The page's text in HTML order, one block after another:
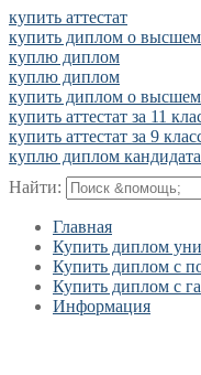
купить аттестат
купить диплом о высшем
куплю диплом
куплю диплом
купить диплом о высшем
купить аттестат за 11
купить аттестат за 9
куплю диплом
Найти:
Главная
Купить диплом
Купить диплом с
Купить диплом с
Информация